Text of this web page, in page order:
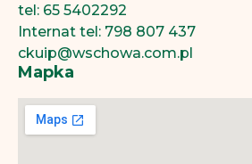
tel: 65 5402292
Internat tel: 798 807 437
ckuip@wschowa.com.pl
Mapka